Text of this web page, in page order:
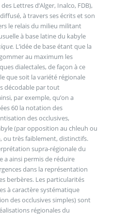
Lettres d’Alger, Inalco, FDB),
à travers ses écrits et son
le relais du milieu militant
à base latine du kabyle
L’idée de base étant que la
au maximum les
dialectales, de façon à ce
que soit la variété régionale
décodable par tout
par exemple, qu’on a
60 la notation des
des occlusives,
(par opposition au chleuh ou
ou très faiblement, distinctifs.
supra-régionale du
a ainsi permis de réduire
dans la représentation
berbères. Les particularités
à caractère systématique
des occlusives simples) sont
régionales du